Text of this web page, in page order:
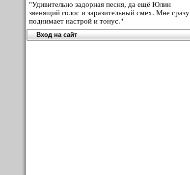
"Удивительно задорная песня, да ещё Юлин
звенящий голос и заразительный смех. Мне сразу
поднимает настрой и тонус."
Вход на сайт